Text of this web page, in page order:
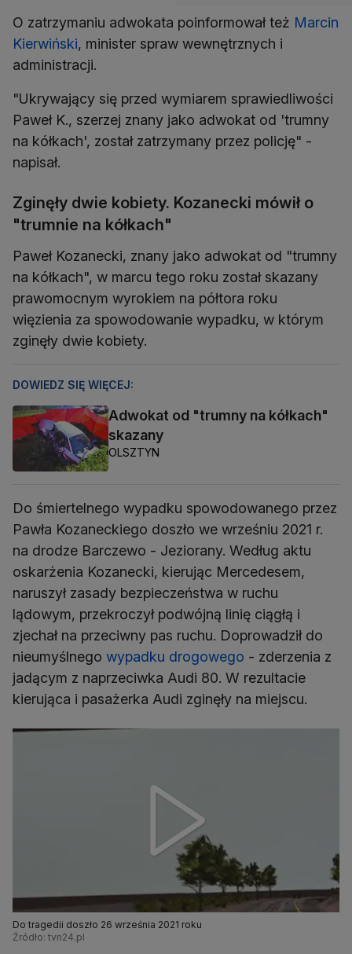
O zatrzymaniu adwokata poinformował też Marcin
Kierwiński, minister spraw wewnętrznych i
administracji.
"Ukrywający się przed wymiarem sprawiedliwości
Paweł K., szerzej znany jako adwokat od 'trumny
na kółkach', został zatrzymany przez policję" -
napisał.
Zginęły dwie kobiety. Kozanecki mówił o
"trumnie na kółkach"
Paweł Kozanecki, znany jako adwokat od "trumny
na kółkach", w marcu tego roku został skazany
prawomocnym wyrokiem na półtora roku
więzienia za spowodowanie wypadku, w którym
zginęły dwie kobiety.
DOWIEDZ SIĘ WIĘCEJ:
Adwokat od "trumny na kółkach"
skazany
OLSZTYN
Do śmiertelnego wypadku spowodowanego przez
Pawła Kozaneckiego doszło we wrześniu 2021 r.
na drodze Barczewo - Jeziorany. Według aktu
oskarżenia Kozanecki, kierując Mercedesem,
naruszył zasady bezpieczeństwa w ruchu
lądowym, przekroczył podwójną linię ciągłą i
zjechał na przeciwny pas ruchu. Doprowadził do
nieumyślnego wypadku drogowego - zderzenia z
jadącym z naprzeciwka Audi 80. W rezultacie
kierująca i pasażerka Audi zginęły na miejscu.
Do tragedii doszło 26 września 2021 roku
Źródło: tvn24.pl